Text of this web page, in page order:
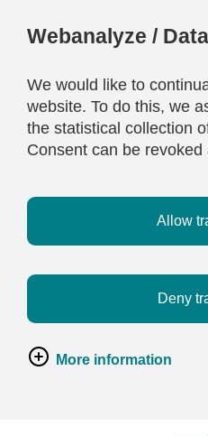
Webanalyze /
We would like to
website. To do this, we
the statistical collection
Consent can be revoked
Allow
Deny
More information